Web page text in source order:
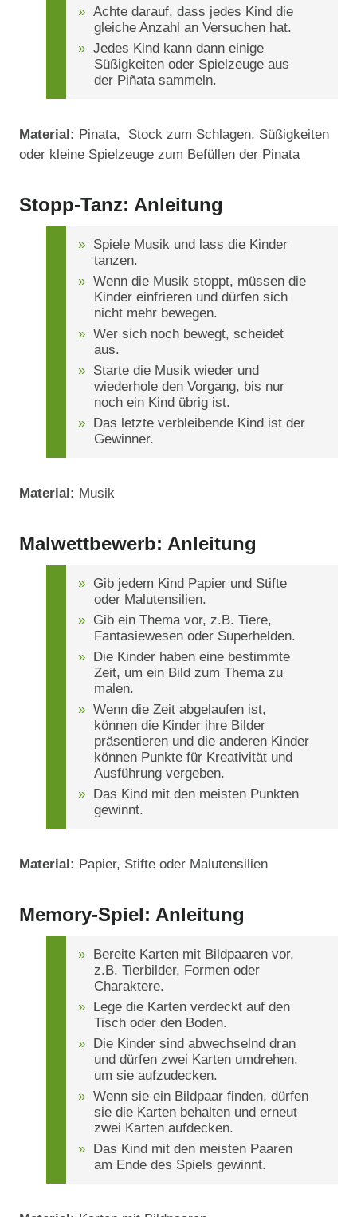
Achte darauf, dass jedes Kind die
gleiche Anzahl an Versuchen hat.
Jedes Kind kann dann einige
Süßigkeiten oder Spielzeuge aus
der Piñata sammeln.
Material: Pinata, Stock zum Schlagen, Süßigkeiten
oder kleine Spielzeuge zum Befüllen der Pinata
Stopp-Tanz: Anleitung
Spiele Musik und lass die Kinder
tanzen.
Wenn die Musik stoppt, müssen die
Kinder einfrieren und dürfen sich
nicht mehr bewegen.
Wer sich noch bewegt, scheidet
aus.
Starte die Musik wieder und
wiederhole den Vorgang, bis nur
noch ein Kind übrig ist.
Das letzte verbleibende Kind ist der
Gewinner.
Material: Musik
Malwettbewerb: Anleitung
Gib jedem Kind Papier und Stifte
oder Malutensilien.
Gib ein Thema vor, z.B. Tiere,
Fantasiewesen oder Superhelden.
Die Kinder haben eine bestimmte
Zeit, um ein Bild zum Thema zu
malen.
Wenn die Zeit abgelaufen ist,
können die Kinder ihre Bilder
präsentieren und die anderen Kinder
können Punkte für Kreativität und
Ausführung vergeben.
Das Kind mit den meisten Punkten
gewinnt.
Material: Papier, Stifte oder Malutensilien
Memory-Spiel: Anleitung
Bereite Karten mit Bildpaaren vor,
z.B. Tierbilder, Formen oder
Charaktere.
Lege die Karten verdeckt auf den
Tisch oder den Boden.
Die Kinder sind abwechselnd dran
und dürfen zwei Karten umdrehen,
um sie aufzudecken.
Wenn sie ein Bildpaar finden, dürfen
sie die Karten behalten und erneut
zwei Karten aufdecken.
Das Kind mit den meisten Paaren
am Ende des Spiels gewinnt.